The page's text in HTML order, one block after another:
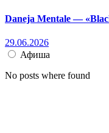
Daneja Mentale —
29.06.2026
Афиша
No posts where found